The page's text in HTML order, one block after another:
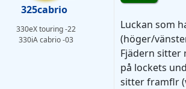
325cabrio
330eX touring -22
330iA cabrio -03
Luckan som
(höger/
Fjädern
på lockets
sitter framflr